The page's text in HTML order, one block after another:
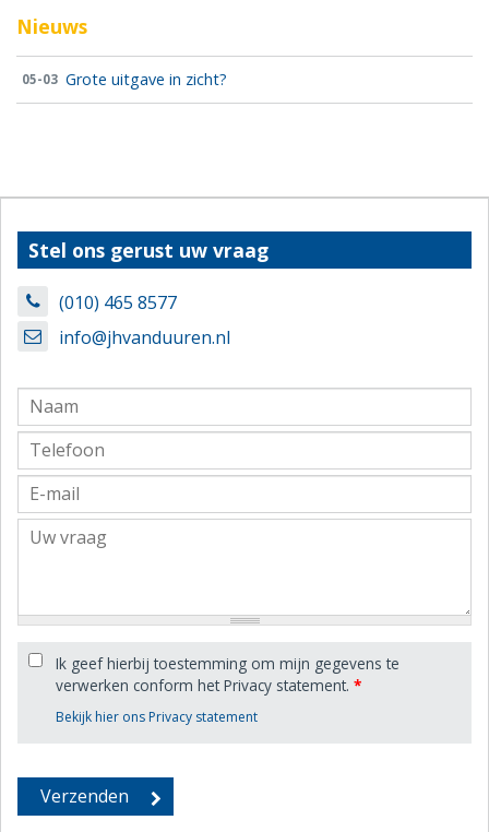
Nieuws
05-03 Grote uitgave in zicht?
Stel ons gerust uw vraag
(010) 465 8577
info@jhvanduuren.nl
Ik geef hierbij toestemming om mijn gegevens te
verwerken conform het Privacy statement. *
Bekijk hier ons Privacy statement